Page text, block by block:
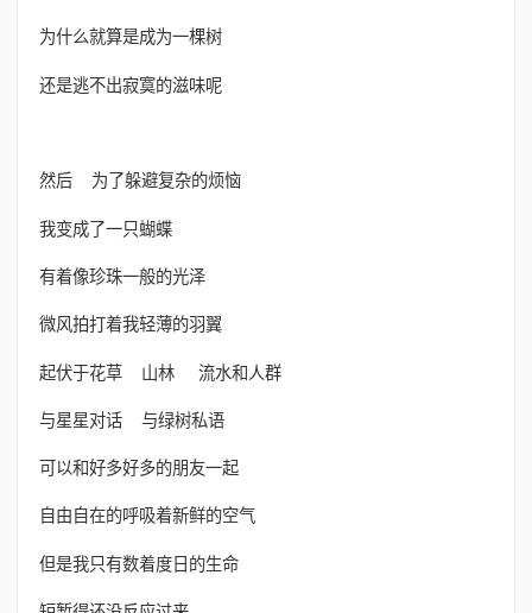
为什么就算是成为一棵树
还是逃不出寂寞的滋味呢
然后 为了躲避复杂的烦恼
我变成了一只蝴蝶
有着像珍珠一般的光泽
微风拍打着我轻薄的羽翼
起伏于花草 山林 流水和人群
与星星对话 与绿树私语
可以和好多好多的朋友一起
自由自在的呼吸着新鲜的空气
但是我只有数着度日的生命